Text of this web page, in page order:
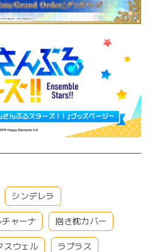
シンデレラ
チャーナ 抱き枕カバー
スウェル ラプラス